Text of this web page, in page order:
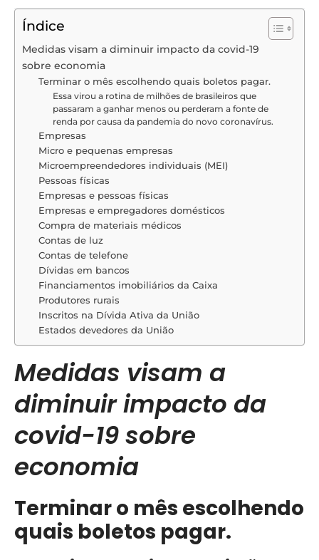
Índice
Medidas visam a diminuir impacto da covid-19
sobre economia
Terminar o mês escolhendo quais boletos pagar.
Essa virou a rotina de milhões de brasileiros que
passaram a ganhar menos ou perderam a fonte de
renda por causa da pandemia do novo coronavírus.
Empresas
Micro e pequenas empresas
Microempreendedores individuais (MEI)
Pessoas físicas
Empresas e pessoas físicas
Empresas e empregadores domésticos
Compra de materiais médicos
Contas de luz
Contas de telefone
Dívidas em bancos
Financiamentos imobiliários da Caixa
Produtores rurais
Inscritos na Dívida Ativa da União
Estados devedores da União
Medidas visam a
diminuir impacto da
covid-19 sobre
economia
Terminar o mês escolhendo
quais boletos pagar.